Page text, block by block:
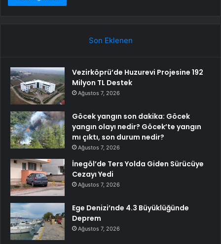
Son Eklenen
Vezirköprü’de Huzurevi Projesine 192
Milyon TL Destek
Ağustos 7, 2026
Göcek yangın son dakika: Göcek
yangın olayı nedir? Göcek’te yangın
mı çıktı, son durum nedir?
Ağustos 7, 2026
İnegöl’de Ters Yolda Giden Sürücüye
Cezayı Yedi
Ağustos 7, 2026
Ege Denizi’nde 4.3 Büyüklüğünde
Deprem
Ağustos 7, 2026